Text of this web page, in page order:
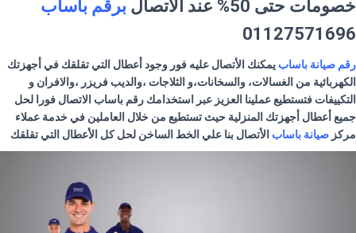
خصومات حتى 50% عند الاتصال
برقم باساب
01127571696
رقم صيانة باساب يمكنك الأتصال عليه فور وجود أعطال التي تقلقك في أجهزتك
الكهربائية من الغسالات، والسخانات،و الثلاجات ،والديب فريزر ،والافران و
التكييفات فتستطيع عملينا العزيز عبر استخدامك رقم باساب الاتصال فورا لحل
جميع أعطال أجهزتك المنزلية حيث تستطيع من خلال العاملين في خدمة عملاء
مركز صيانة باساب الأتصال بنا علي الخط الساخن لحل كل الأعطال التي تقلقك